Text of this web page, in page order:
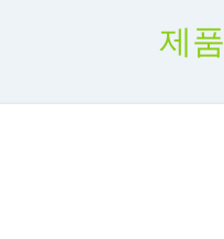
제품